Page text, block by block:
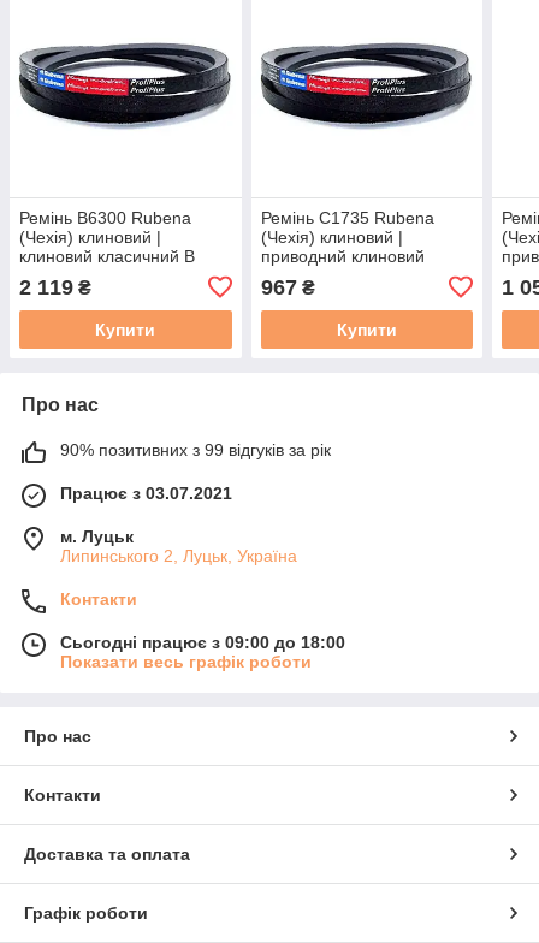
Ремінь B6300 Rubena
(Чехія) клиновий |
клиновий класичний B
В(Б)-6300
2 119 ₴
Купити
Ремінь C1735 Rubena
(Чехія) клиновий |
приводний клиновий
1735 | С(В)-1735
967₴
Купити
1
Про нас
90% позитивних з 99 відгуків за рік
Працює з 03.07.2021
м. Луцьк
Липинського 2, Луцьк, Україна
Контакти
Сьогодні працює з 09:00 до 18:00
Показати весь графік роботи
Про нас
Контакти
Доставка та оплата
Графік роботи